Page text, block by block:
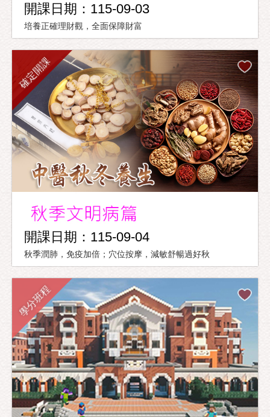
開課日期：115-09-03
培養正確理財觀，全面保障財富
確定開課
開課日期：115-09-04
秋季潤肺，免疫加倍；穴位按摩，減敏舒暢過好秋
學分班程